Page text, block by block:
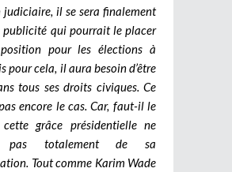
il se sera finalement
publicité qui pourrait le placer
pour les élections à
pour cela, il aura besoin d’être
tous ses droits civiques. Ce
encore le cas. Car, faut-il le
cette grâce présidentielle ne
pas totalement de sa
Tout comme Karim Wade